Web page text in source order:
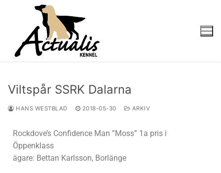
Viltspår SSRK Dalarna
HANS WESTBLAD 2018-05-30 ARKIV
Rockdove’s Confidence Man ”Moss” 1a pris i
Öppenklass
ägare: Bettan Karlsson, Borlänge